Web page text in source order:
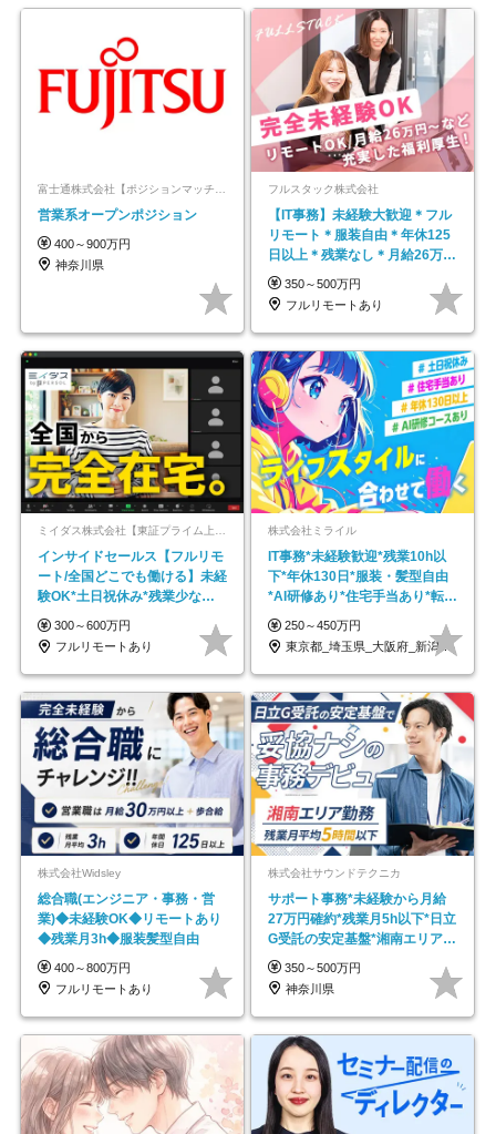
営業系オープンポジション
400～900万円
神奈川県
フルスタック株式会社
【IT事務】未経験大歓迎＊フル
リモート＊服装自由＊年休125
日以上＊残業なし＊月給26万円
以上
350～500万円
フルリモートあり
インサイドセールス【フルリモ
ート/全国どこでも働ける】未経
験OK*土日祝休み*残業少なめ*
在宅勤務手当あり
300～600万円
フルリモートあり
株式会社ミライル
IT事務*未経験歓迎*残業10h以
下*年休130日*服装・髪型自由
*AI研修あり*住宅手当あり*転勤
なし
250～450万円
東京都_埼玉県_大阪府_新潟県_福岡県
株式会社Widsley
総合職(エンジニア・事務・営
業)◆未経験OK◆リモートあり
◆残業月3h◆服装髪型自由
400～800万円
フルリモートあり
株式会社サウンドテクニカ
サポート事務*未経験から月給
27万円確約*残業月5h以下*日立
G受託の安定基盤*湘南エリア勤
務
350～500万円
神奈川県